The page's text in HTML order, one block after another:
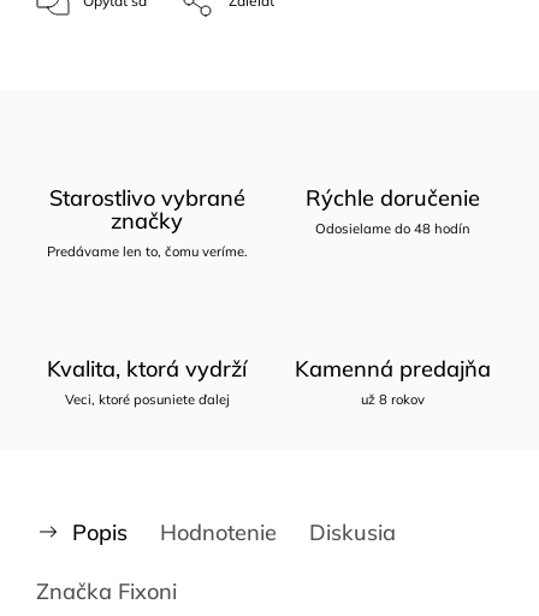
Starostlivo vybrané
značky
Predávame len to, čomu veríme.
Rýchle doručenie
Odosielame do 48 hodín
Kvalita, ktorá vydrží
Veci, ktoré posuniete ďalej
Kamenná predajňa
už 8 rokov
Popis Hodnotenie Diskusia
Značka Fixoni